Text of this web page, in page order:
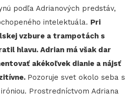
podľa Adrianových predstáv,
intelektuála. Pri
vzbure a trampotách s
hlavu. Adrian má však dar
akékoľvek dianie a nájsť
Pozoruje svet okolo seba s
Prostredníctvom Adriana